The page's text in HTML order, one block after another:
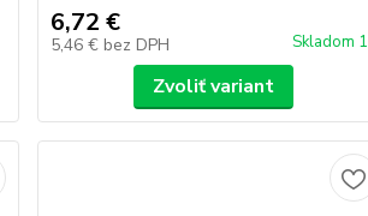
6,72 €
5,46 € bez DPH Skladom 1
Zvoliť variant